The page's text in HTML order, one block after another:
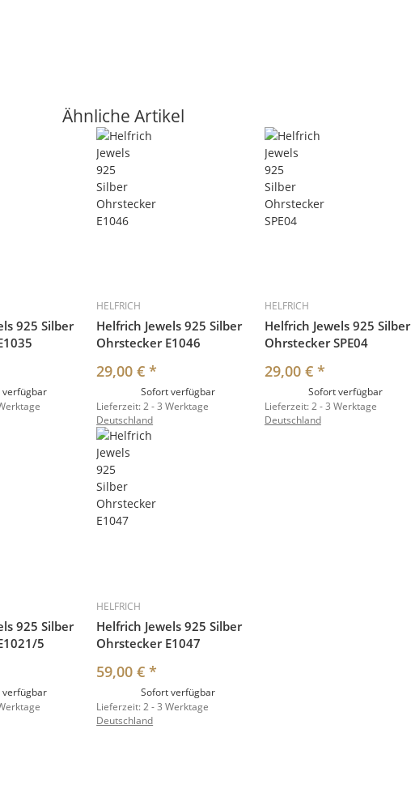
Ähnliche Artikel
925 Silber
verfügbar
HELFRICH
Helfrich Jewels 925 Silber
Ohrstecker E1046
29,00 €*
Sofort verfügbar
Lieferzeit:2 - 3 Werktage
Deutschland
HELFRICH
Helfrich Jewels 925 Silber
Ohrstecker SPE04
29,00 € *
Sofort verfügbar
Lieferzeit:2 - 3 Werktage
Deutschland
925 Silber
5
verfügbar
HELFRICH
Helfrich Jewels 925 Silber
Ohrstecker E1047
59,00 €*
Sofort verfügbar
Lieferzeit:2 - 3 Werktage
Deutschland